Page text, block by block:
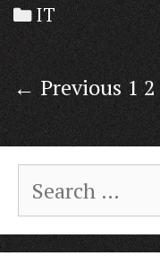
Categories
IT
Post
navigation
← Previous 12
for: